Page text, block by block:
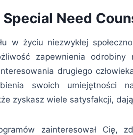
Need
w życiu niezwykłej
zapewnienia odrobiny
drugiego
swoich umiejętności
zyskasz wiele satysfakcji,
zainteresował Cię,